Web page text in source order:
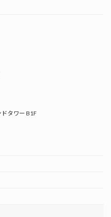
タワー B1F